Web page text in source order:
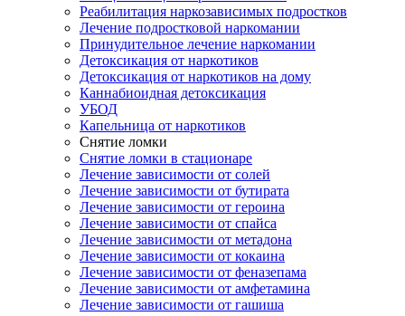
Реабилитация наркозависимых подростков
Лечение подростковой наркомании
Принудительное лечение наркомании
Детоксикация от наркотиков
Детоксикация от наркотиков на дому
Каннабиоидная детоксикация
УБОД
Капельница от наркотиков
Снятие ломки
Снятие ломки в стационаре
Лечение зависимости от солей
Лечение зависимости от бутирата
Лечение зависимости от героина
Лечение зависимости от спайса
Лечение зависимости от метадона
Лечение зависимости от кокаина
Лечение зависимости от феназепама
Лечение зависимости от амфетамина
Лечение зависимости от гашиша